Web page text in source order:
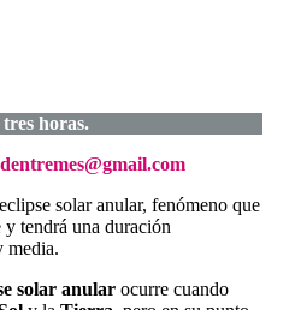
horas.
solar anular, fenómeno que
tendrá una duración
media.
solar anular ocurre cuando